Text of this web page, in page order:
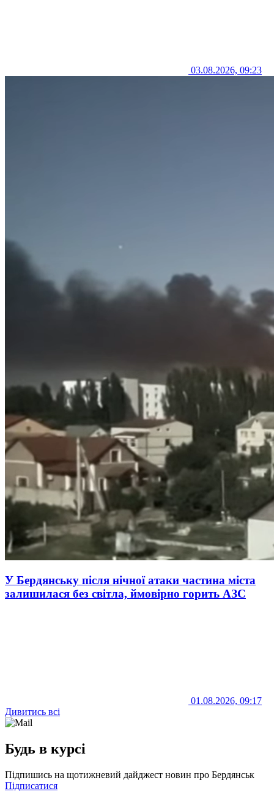
03.08.2026, 09:23
У Бердянську після нічної атаки частина міста
залишилася без світла, ймовірно горить АЗС
01.08.2026, 09:17
Дивитись всі
Будь в курсі
Підпишись на щотижневий дайджест новин про Бердянськ
Підписатися